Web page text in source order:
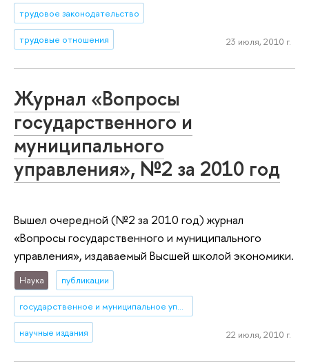
трудовое законодательство
трудовые отношения 23 июля, 2010 г.
Журнал «Вопросы
государственного и
муниципального
управления», №2 за 2010 год
Вышел очередной (№2 за 2010 год) журнал
«Вопросы государственного и муниципального
управления», издаваемый Высшей школой экономики.
Наука публикации
государственное и муниципальное управление
научные издания 22 июля, 2010 г.